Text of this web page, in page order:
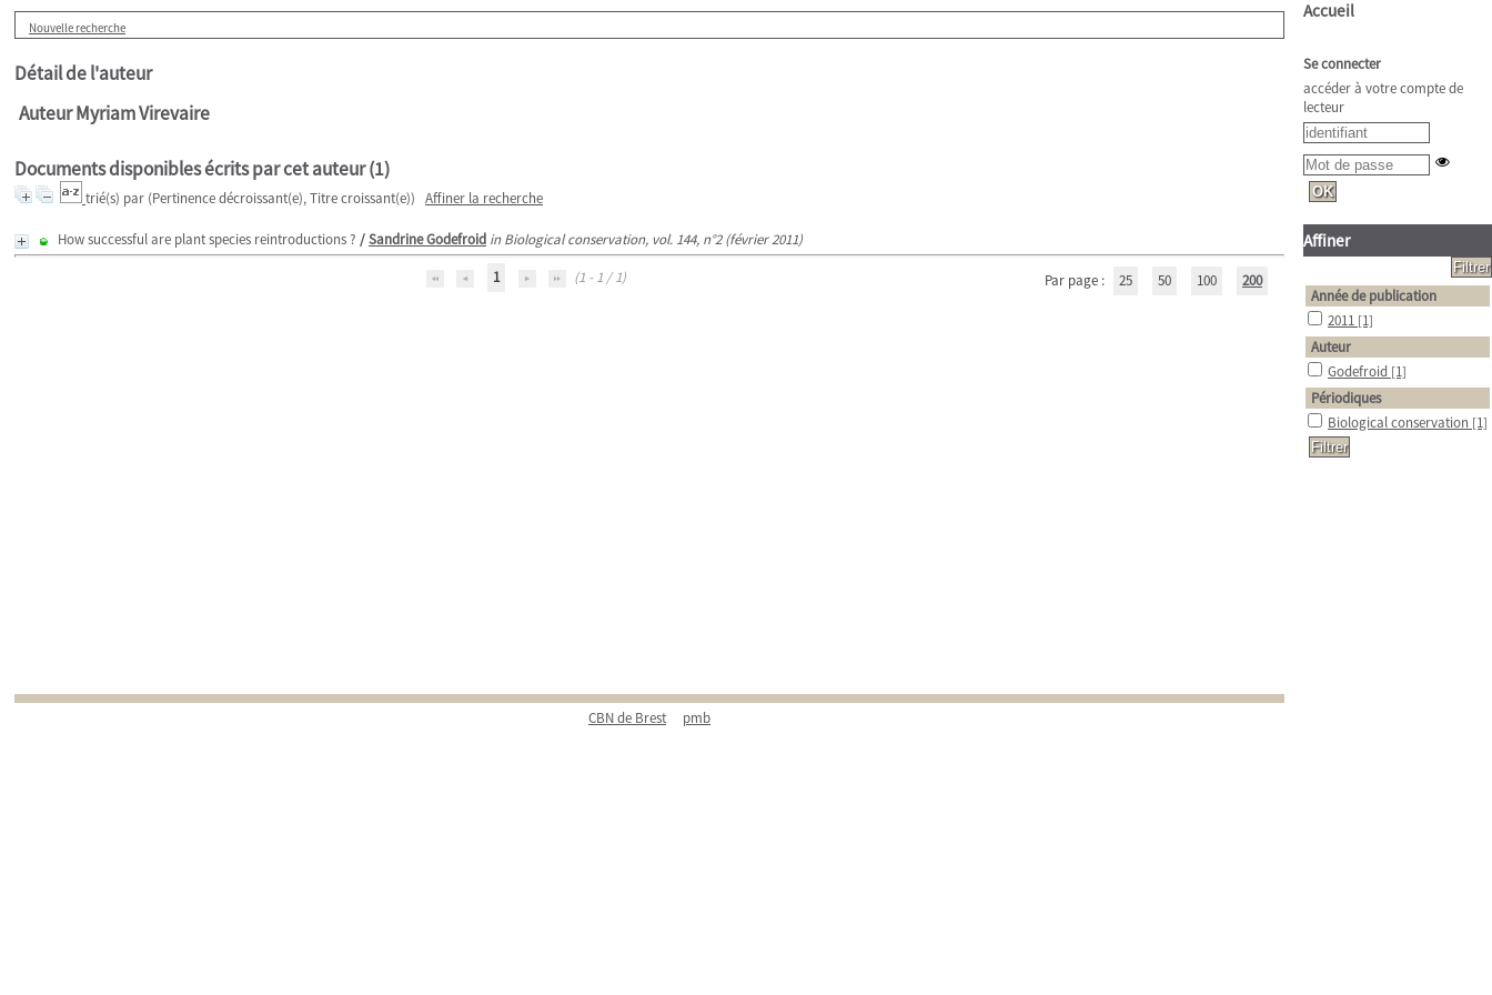
Nouvelle recherche
Détail de l'auteur
Auteur Myriam Virevaire
Documents disponibles écrits par cet auteur (1)
trié(s) par (Pertinence décroissant(e), Titre croissant(e)) Affiner la recherche
How successful are plant species reintroductions ? /Sandrine Godefroid in Biological conservation, vol. 144, n°2 (février 2011)
1
(1 - 1 / 1) Par page : 25 50 100 200
CBN de Brest pmb
Accueil
Se connecter
accéder à votre compte de
lecteur
Affiner
Année de publication
2011 [1]
Auteur
Godefroid [1]
Périodiques
Biological conservation [1]